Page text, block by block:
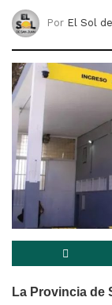
Por El Sol
La Provincia de